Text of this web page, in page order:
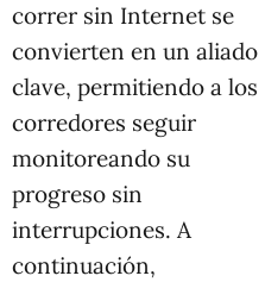
correr sin Internet se
convierten en un aliado
clave, permitiendo a los
corredores seguir
monitoreando su
progreso sin
interrupciones. A
continuación,